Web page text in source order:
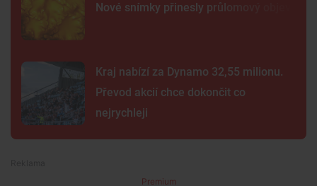
Nové snímky přinesly průlomový objev
Kraj nabízí za Dynamo 32,55 milionu.
Převod akcií chce dokončit co
nejrychleji
Premium